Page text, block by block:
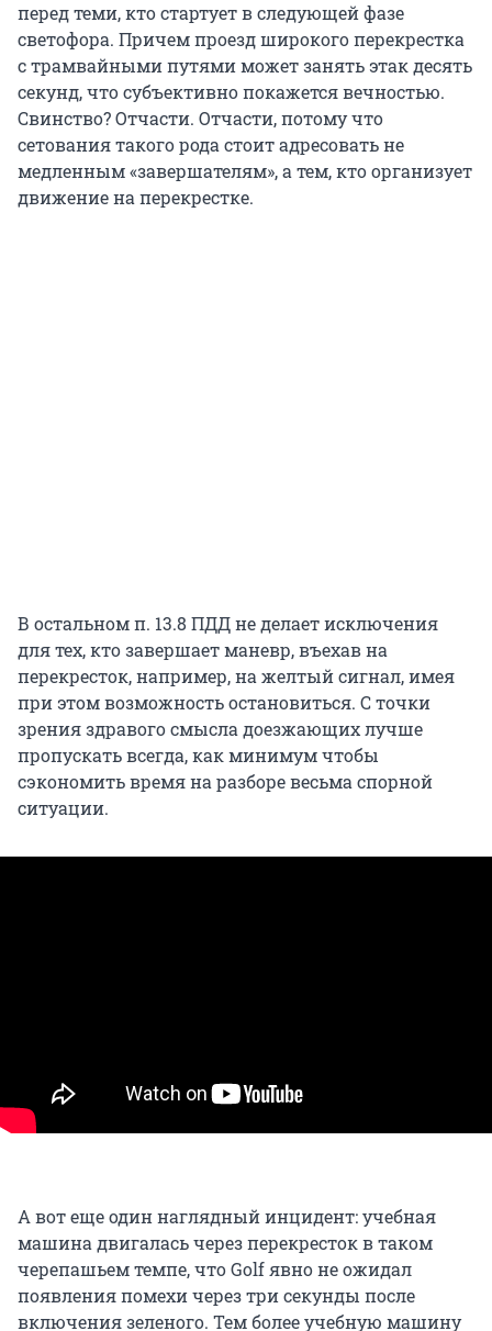
перед теми, кто стартует в следующей фазе
светофора. Причем проезд широкого перекрестка
с трамвайными путями может занять этак десять
секунд, что субъективно покажется вечностью.
Свинство? Отчасти. Отчасти, потому что
сетования такого рода стоит адресовать не
медленным «завершателям», а тем, кто организует
движение на перекрестке.
В остальном п. 13.8 ПДД не делает исключения
для тех, кто завершает маневр, въехав на
перекресток, например, на желтый сигнал, имея
при этом возможность остановиться. С точки
зрения здравого смысла доезжающих лучше
пропускать всегда, как минимум чтобы
сэкономить время на разборе весьма спорной
ситуации.
А вот еще один наглядный инцидент: учебная
машина двигалась через перекресток в таком
черепашьем темпе, что Golf явно не ожидал
появления помехи через три секунды после
включения зеленого. Тем более учебную машину